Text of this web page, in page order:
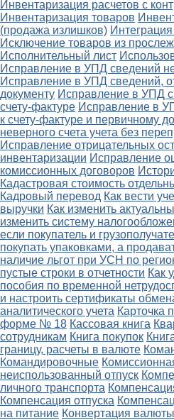
Инвентаризация расчетов с
Инвентаризация товаров
(продажа излишков)
Исключение товаров из
Исполнительный лист
Исправление в УПД сведений
Исправление в УПД сведений,
документу Исправление в УПД
счету-фактуре Исправление в
к счету-фактуре и первичному
неверного счета учета без
Исправление отрицательных
инвентаризации Исправление
комиссионных договоров
Кадастровая стоимость
Кадровый перевод Как вести
выручки Как изменить
изменить систему
если покупатель и
покупать упаковками, а
наличие льгот при УСН по
пустые строки в отчетности Как
пособия по временной
и настроить сертификаты
аналитического учета
форме № 18 Кассовая книга
сотрудникам Книга покупок
границу, расчеты в валюте
Командировочные
неиспользованный отпуск
личного транспорта
Компенсация отпуска
на питание Конвертация валюты